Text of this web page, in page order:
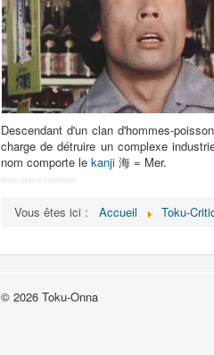
Descendant d'un clan d'hommes-
charge de détruire un complexe
nom comporte le kanji 海 = Mer.
More Joomla Extensions
Vous êtes ici : Accueil Toku-
© 2026 Toku-Onna